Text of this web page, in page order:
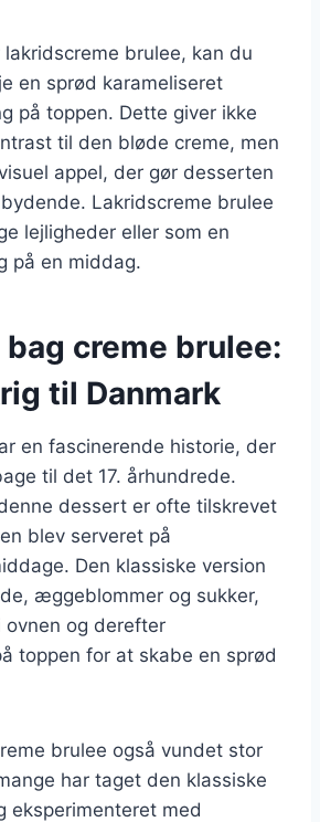
brulee, kan du
en sprød karameliseret
på toppen. Dette giver ikke
til den bløde creme, men
appel, der gør desserten
Lakridscreme brulee
lejligheder eller som en
på en middag.
creme brulee:
til Danmark
en fascinerende historie, der
til det 17. århundrede.
dessert er ofte tilskrevet
blev serveret på
Den klassiske version
æggeblommer og sukker,
og derefter
toppen for at skabe en sprød
brulee også vundet stor
har taget den klassiske
eksperimenteret med